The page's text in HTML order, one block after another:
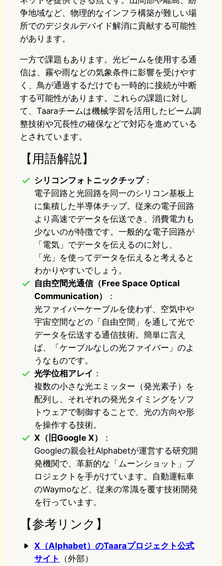
争地域など、物理的なインフラ構築が難しい場
所でのデジタルデバイド解消に貢献する可能性
があります。
一方で課題もあります。光ビームを使用する通
信は、霧や雨などの気象条件に影響を受けやす
く、鳥が通過するだけでも一時的に接続が中断
する可能性があります。これらの課題に対し
て、Taaraチームは機械学習を活用したビーム調
整技術や冗長性の確保などで対応を進めている
とされています。
【用語解説】
シリコンフォトニックチップ：
電子回路と光回路を同一のシリコン基板上
に集積した半導体チップ。従来の電子回路
より高速でデータを伝送でき、消費電力も
少ないのが特徴です。一般的な電子回路が
「電気」でデータを伝えるのに対し、
「光」を使ってデータを伝えると考えると
わかりやすいでしょう。
自由空間光通信（Free Space Optical
Communication）
：
光ファイバーケーブルを使わず、空気中や
宇宙空間などの「自由空間」を通して光で
データを伝送する通信技術。簡単に言え
ば、「ケーブルなしの光ファイバー」のよ
うなものです。
光学位相アレイ ：
複数の小さな光エミッター（発光素子）を
配列し、それぞれの発光タイミングをソフ
トウェアで制御することで、光の方向や形
を操作する技術。
X（旧Google X）
：
Googleの親会社Alphabetが運営する研究開
発機関で、革新的な「ムーンショット」プ
ロジェクトを手がけています。自動運転車
のWaymoなど、従来の常識を覆す技術開発
を行っています。
【参考リンク】
X（Alphabet）のTaaraプロジェクト公式
サイト
（外部）